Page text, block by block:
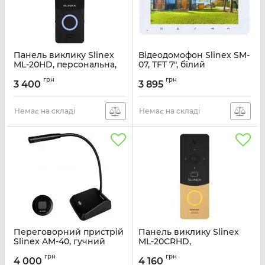
Панель виклику Slinex
ML-20HD, персональна,
Артикул: ML-20HD_B
3 400 грн
Немає на складі
Відеодомофон Slinex SM-
07, TFT 7", білий
3 895 грн
Немає на складі
Переговорний пристрій
Slinex AM-40, гучний
Артикул: AM-40
4 000 грн
Панель виклику Slinex
ML-20CRHD,
градусів, безконтактна
4 160 грн